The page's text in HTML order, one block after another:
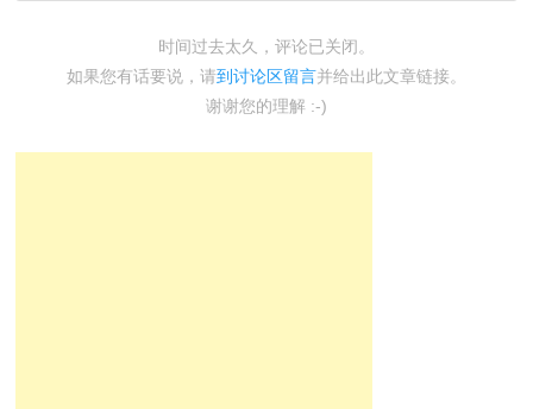
时间过去太久，评论已关闭。
如果您有话要说，请到讨论区留言并给出此文章链接。
谢谢您的理解 :-)